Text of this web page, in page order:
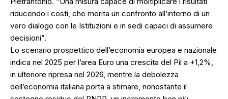
riducendo i costi, che merita un confronto all’interno di un
vero dialogo con le Istituzioni e in sedi capaci di assumere
decisioni”.
Lo scenario prospettico dell’economia europea e nazionale
indica nel 2025 per l’area Euro una crescita del Pil a +1,2%,
in ulteriore ripresa nel 2026, mentre la debolezza
dell’economia italiana porta a stimare, nonostante il